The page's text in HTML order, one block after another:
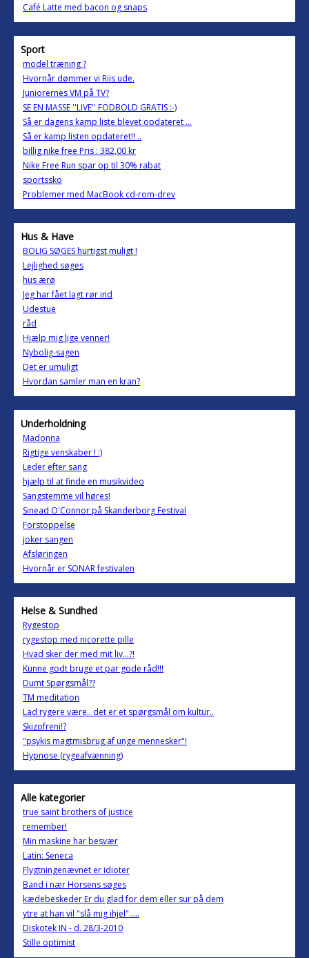
Café Latte med bacon og snaps
Sport
model træning ?
Hvornår dømmer vi Riis ude.
Juniorernes VM på TV?
SE EN MASSE ''LIVE'' FODBOLD GRATIS :-)
Så er dagens kamp liste blevet opdateret ...
Så er kamp listen opdateret!! ..
billig nike free Pris : 382,00 kr
Nike Free Run spar op til 30% rabat
sportssko
Problemer med MacBook cd-rom-drev
Hus & Have
BOLIG SØGES hurtigst muligt !
Lejlighed søges
hus ærø
Jeg har fået lagt rør ind
Udestue
råd
Hjælp mig lige venner!
Nybolig-sagen
Det er umuligt
Hvordan samler man en kran?
Underholdning
Madonna
Rigtige venskaber ! :)
Leder efter sang
hjælp til at finde en musikvideo
Sangstemme vil høres!
Sinead O'Connor på Skanderborg Festival
Forstoppelse
joker sangen
Afsløringen
Hvornår er SONAR festivalen
Helse & Sundhed
Rygestop
rygestop med nicorette pille
Hvad sker der med mit liv...?!
Kunne godt bruge et par gode råd!!!
Dumt Spørgsmål??
TM meditation
Lad rygere være.. det er et spørgsmål om kultur..
Skizofreni!?
"psykis magtmisbrug af unge mennesker"!
Hypnose (rygeafvænning)
Alle kategorier
true saint brothers of justice
remember!
Min maskine har besvær
Latin: Seneca
Flygtningenævnet er idioter
Band i nær Horsens søges
kædebeskeder Er du glad for dem eller sur på dem
ytre at han vil "slå mig ihjel".....
Diskotek IN - d. 28/3-2010
Stille optimist